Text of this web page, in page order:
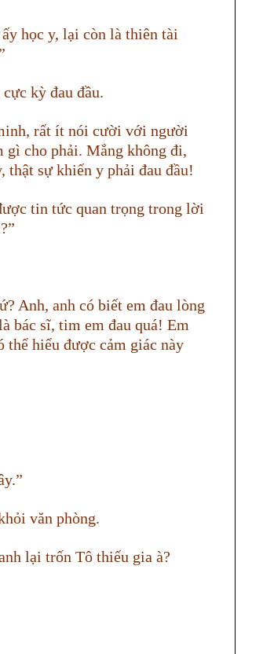
học y, lại còn là thiên tài
kỳ đau đầu.
rất ít nói cười với người
gì cho phải. Mắng không đi,
thật sự khiến y phải đau đầu!
tin tức quan trọng trong lời
Anh, anh có biết em đau lòng
bác sĩ, tim em đau quá! Em
thể hiểu được cảm giác này
văn phòng.
lại trốn Tô thiếu gia à?